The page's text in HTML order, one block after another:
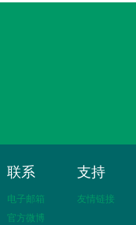
联系
电子邮箱
官方微博
支持
友情链接